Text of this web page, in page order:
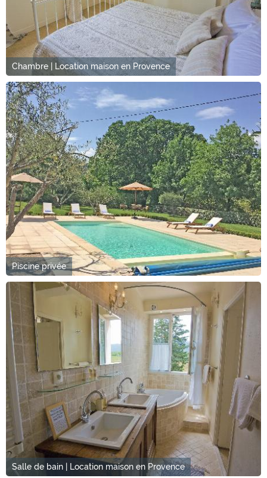
Chambre | Location maison en Provence
Piscine privée
Salle de bain | Location maison en Provence